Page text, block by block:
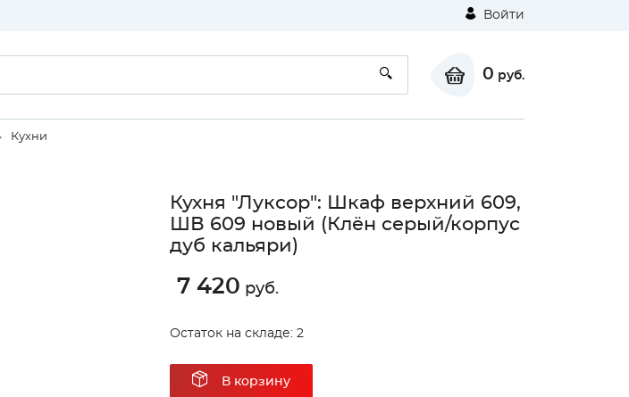
Войти
0 руб.
Кухни
Кухня "Луксор": Шкаф верхний 609,
ШВ 609 новый (Клён серый/корпус
дуб кальяри)
7 420 руб.
Остаток на складе: 2
В корзину